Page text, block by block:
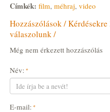
Címkék: film, méhraj, video
Hozzászólások /
válaszolunk /
Még nem érkezett hozzászólás
Név:
E-mail: